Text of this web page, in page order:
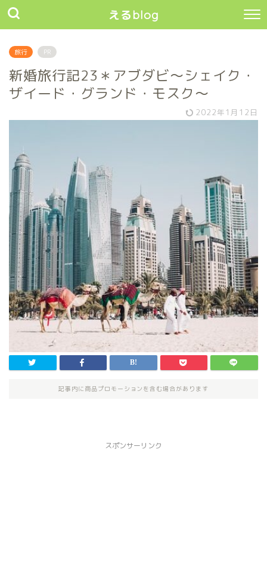
えるblog
旅行 PR
新婚旅行記23＊アブダビ〜シェイク・
ザイード・グランド・モスク〜
2022年1月12日
記事内に商品プロモーションを含む場合があります
スポンサーリンク